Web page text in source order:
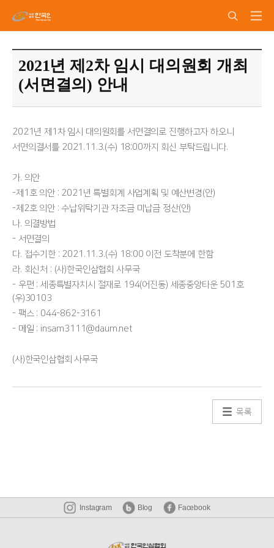
2021년 제2차 임시 대의원회 개최
(서면결의) 안내
2021년 제1차 임시 대의원회를 서면결의로 진행하고자 하오니
서면의결서를 2021.11.3.(수) 18:00까지 회신 부탁드립니다.
가. 의안
-제1호 의안 : 2021년 특별회계 사업계획 및 예산변경(안)
-제2호 의안 : 수납위탁기관 자조금 미납금 정산(안)
나. 의결방법
- 서면결의
다. 접수기한 : 2021.11.3.(수) 18:00 이전 도착분에 한함
라. 회신처 : (사)한국인삼협회 사무국
- 우편 : 세종특별자치시 절재로 194(어진동) 세종중앙타운 501호
(우)30103
- 팩스 : 044-862-3161
- 메일 : insam3111@daum.net
(사)한국인삼협회 사무국
목록
Instagram Blog Facebook